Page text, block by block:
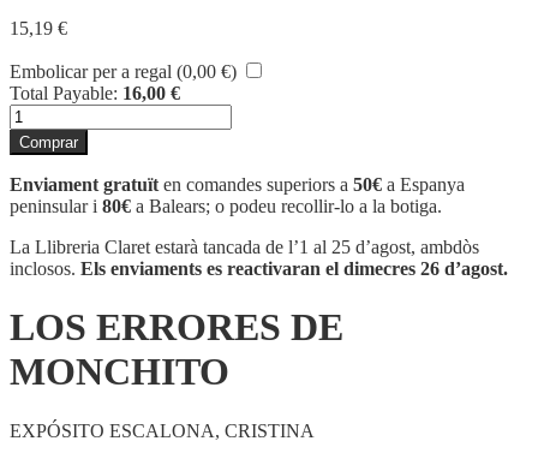
15,19 €
Embolicar per a regal (0,00 €)
Total Payable: 16,00 €
quantitat
de
LOS
ERRORES
DE
MONCHITO
Comprar
Enviament gratuït en comandes superiors a 50€ a Espanya
peninsular i 80€ a Balears; o podeu recollir-lo a la botiga.
La Llibreria Claret estarà tancada de l’1 al 25 d’agost, ambdòs
inclosos. Els enviaments es reactivaran el dimecres 26 d’agost.
LOS ERRORES DE
MONCHITO
EXPÓSITO ESCALONA, CRISTINA